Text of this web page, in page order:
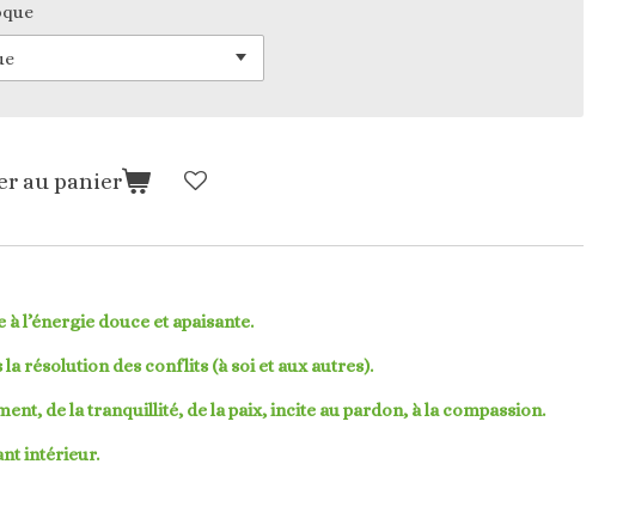
au panier
l’énergie douce et apaisante.
résolution des conflits (à soi et aux autres).
de la tranquillité, de la paix, incite au pardon, à la compassion.
intérieur.